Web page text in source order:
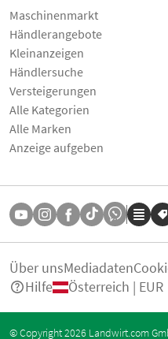
Maschinenmarkt
Händlerangebote
Kleinanzeigen
Händlersuche
Versteigerungen
Alle Kategorien
Alle Marken
Anzeige aufgeben
Über unsMediadaten
Hilfe
Österreich | EUR
© Copyright 2026 Landwirt.com